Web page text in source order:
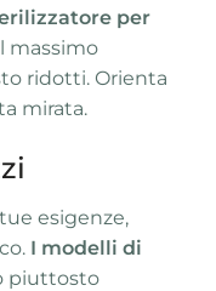
per
massimo
ridotti. Orienta
mirata.
esigenze,
I modelli di
piuttosto